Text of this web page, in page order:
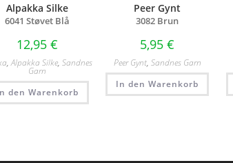
Alpakka Silke
6041 Støvet Blå
12,95 €
,Alpakka Silke, Sandnes
Garn
den Warenkorb
Peer Gynt
3082 Brun
5,95€
Peer Gynt, Sandnes Garn
In den Warenkorb